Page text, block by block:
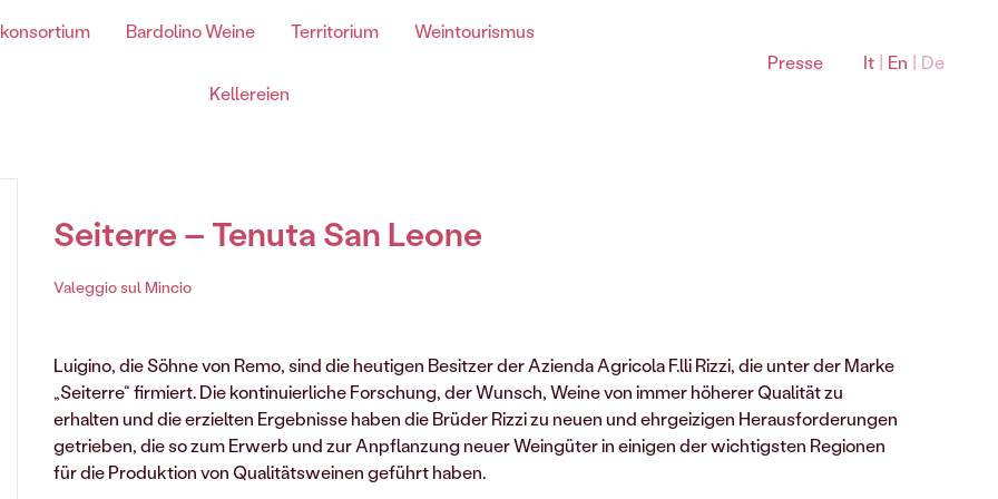
Bardolino Weine
Chiaretto di Bardolino
Chiaretto Di Bardolino spumante DOC
Chiaretto Di Bardolino DOC
Chiaretto Di Bardolino Classico DOC
Montebaldo Bardolino DOC
La Rocca Bardolino DOC
Sommacampagna Bardolino DOC
Territorium Weintourismus
Kellereien
Presse It | En | De
Seiterre – Tenuta San Leone
Valeggio sul Mincio
Luigino, die Söhne von Remo, sind die heutigen Besitzer der Azienda Agricola F.lli Rizzi, die unter der Marke
„Seiterre“ firmiert. Die kontinuierliche Forschung, der Wunsch, Weine von immer höherer Qualität zu
erhalten und die erzielten Ergebnisse haben die Brüder Rizzi zu neuen und ehrgeizigen Herausforderungen
getrieben, die so zum Erwerb und zur Anpflanzung neuer Weingüter in einigen der wichtigsten Regionen
für die Produktion von Qualitätsweinen geführt haben.